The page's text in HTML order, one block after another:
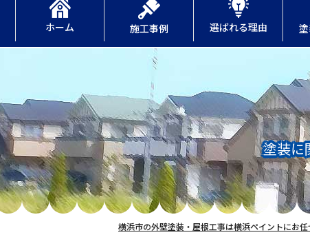
ホーム 施工事例 選ばれる理由
塗装に
横浜市の外壁塗装・屋根工事は横浜ペイントにお任